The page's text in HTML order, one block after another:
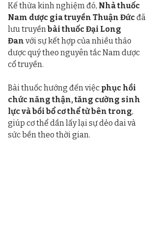
Kế thừa kinh nghiệm đó, Nhà thuốc
Nam dược gia truyền Thuận Đức đã
lưu truyền bài thuốc Đại Long
Đan với sự kết hợp của nhiều thảo
dược quý theo nguyên tắc Nam dược
cổ truyền.
Bài thuốc hướng đến việc phục hồi
chức năng thận, tăng cường sinh
lực và bồi bổ cơ thể từ bên trong,
giúp cơ thể dần lấy lại sự dẻo dai và
sức bền theo thời gian.